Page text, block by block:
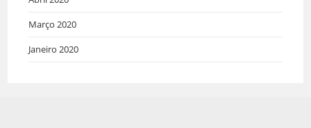
Março 2020
Janeiro 2020